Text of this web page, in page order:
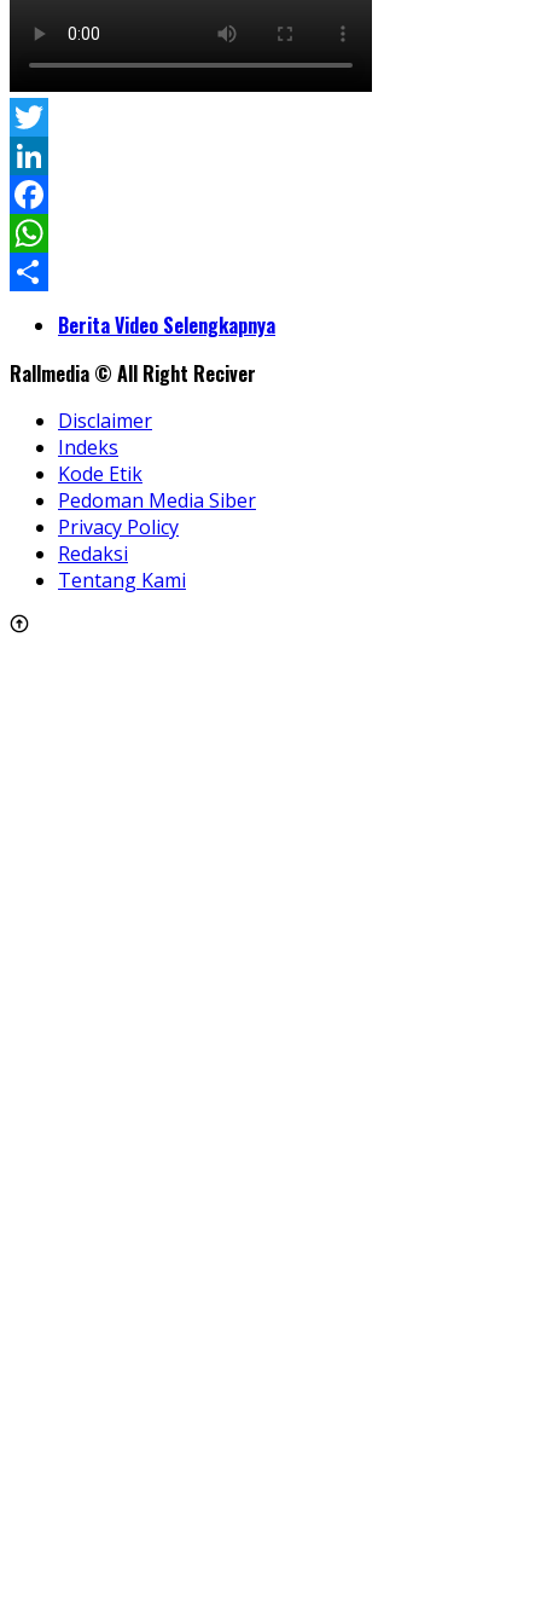
Twitter
LinkedIn
Facebook
WhatsApp
ShareBerita Video Selengkapnya
Rallmedia © All Right Reciver
Disclaimer
Indeks
Kode Etik
Pedoman Media Siber
Privacy Policy
Redaksi
Tentang Kami